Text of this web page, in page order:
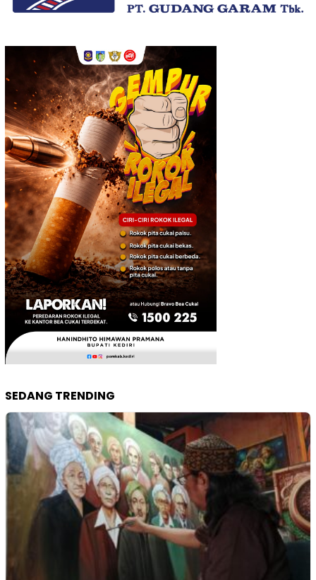
SEDANG TRENDING